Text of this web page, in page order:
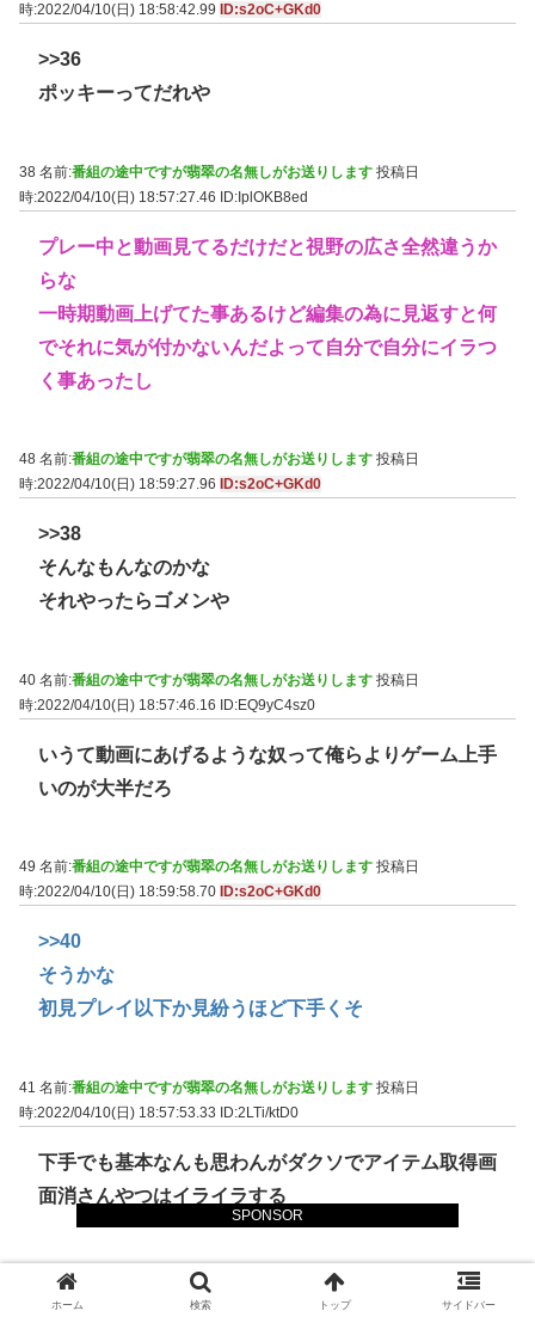
SPONSOR
時:2022/04/10(日) 18:58:42.99
ID:s2oC+GKd0
>>36
ポッキーってだれや
38 名前:番組の途中ですが翡翠の名無しがお送りします 投稿日
時:2022/04/10(日) 18:57:27.46 ID:IplOKB8ed
プレー中と動画見てるだけだと視野の広さ全然違うか
らな
一時期動画上げてた事あるけど編集の為に見返すと何
でそれに気が付かないんだよって自分で自分にイラつ
く事あったし
48 名前:番組の途中ですが翡翠の名無しがお送りします 投稿日
時:2022/04/10(日) 18:59:27.96
ID:s2oC+GKd0
>>38
そんなもんなのかな
それやったらゴメンや
40 名前:番組の途中ですが翡翠の名無しがお送りします 投稿日
時:2022/04/10(日) 18:57:46.16 ID:EQ9yC4sz0
いうて動画にあげるような奴って俺らよりゲーム上手
いのが大半だろ
49 名前:番組の途中ですが翡翠の名無しがお送りします 投稿日
時:2022/04/10(日) 18:59:58.70 ID:s2oC+GKd0
>>40
そうかな
初見プレイ以下か見紛うほど下手くそ
41 名前:番組の途中ですが翡翠の名無しがお送りします 投稿日
時:2022/04/10(日) 18:57:53.33
ID:2LTi/ktD0
下手でも基本なんも思わんがダクソでアイテム取得画
面消さんやつはイライラする
51 名前:番組の途中ですが翡翠の名無しがお送りします
時:2022/04/10(日) 19:00:23.02
ホーム 検索 トップ サイドバー